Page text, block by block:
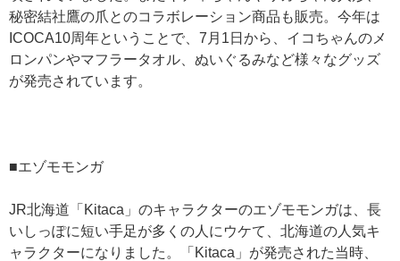
秘密結社鷹の爪とのコラボレーション商品も販売。今年は
ICOCA10周年ということで、7月1日から、イコちゃんのメ
ロンパンやマフラータオル、ぬいぐるみなど様々なグッズ
が発売されています。
■エゾモモンガ
JR北海道「Kitaca」のキャラクターのエゾモモンガは、長
いしっぽに短い手足が多くの人にウケて、北海道の人気キ
ャラクターになりました。「Kitaca」が発売された当時、